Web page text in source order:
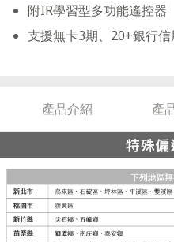
附IR學習型多功能遙控器
支援無卡3期、20+銀行信
產品介紹 產